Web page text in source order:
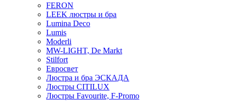
FERON
LEEK люстры и бра
Lumina Deco
Lumis
Moderli
MW-LIGHT, De Markt
Stilfort
Евросвет
Люстра и бра ЭСКАДА
Люстры CITILUX
Люстры Favourite, F-Promo